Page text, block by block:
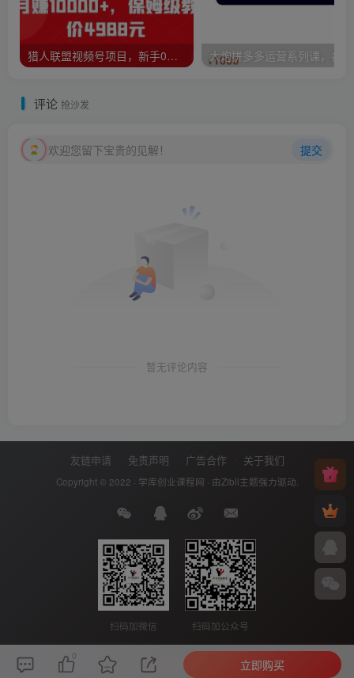
猎人联盟视频号项目，新手0基础轻松月赚10000+，保姆级教程原价4988元
评论 抢沙发
欢迎您留下宝贵的见解！ 提交
暂无评论内容
友链申请 免责声明 广告合作 关于我们
Copyright © 2022 · 学库创业课程网 · 由Zibll主题强力驱动.
扫码加微信 扫码加公众号
0
立即购买